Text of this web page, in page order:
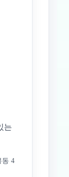
는
동 4